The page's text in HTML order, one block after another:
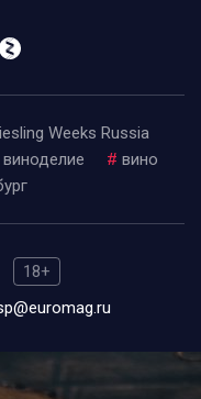
Weeks Russia
виноделие # вино
18+